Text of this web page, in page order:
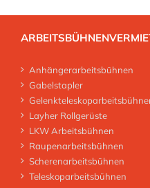
Anhängerarbeitsbühnen
Gabelstapler
Layher Rollgerüste
LKW Arbeitsbühnen
Raupenarbeitsbühnen
Scherenarbeitsbühnen
Teleskoparbeitsbühnen